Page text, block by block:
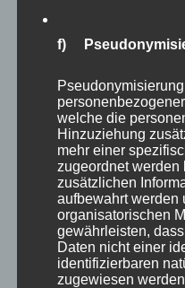
wie es weitergeht
Beste.
Autor
adminmp
am
7.
Begegnung,Natur,
Wald
Schreibe einen
f)
welche die
Hinzuziehung
mehr einer
zugeordnet werden
zusätzlichen
aufbewahrt werden
organisatorischen
gewährleisten,
Daten nicht einer
identifizierbaren
zugewiesen